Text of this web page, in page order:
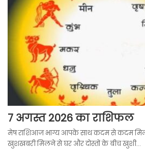
7 अगस्त 2026 का राशिफल
मेष राशिआज भाग्य आपके साथ कदम से कदम
खुशखबरी मिलने से घर और दोस्तों के बीच खुशी…